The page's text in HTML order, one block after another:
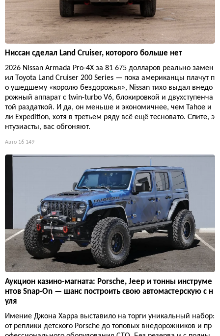
Ниссан сделал Land Cruiser, которого больше нет
2026 Nissan Armada Pro-4X за 81 675 долларов реально замен
ил Toyota Land Cruiser 200 Series — пока американцы плачут п
о ушедшему «королю бездорожья», Nissan тихо выдал внедо
рожный аппарат с twin-turbo V6, блокировкой и двухступенча
той раздаткой. И да, он меньше и экономичнее, чем Tahoe и
ли Expedition, хотя в третьем ряду всё ещё тесновато. Спите, э
нтузиасты, вас обгоняют.
Авто 16 149
Аукцион казино-магната: Porsche, Jeep и тонны инструме
нтов Snap-On — шанс построить свою автомастерскую с н
уля
Имение Джона Харра выставило на торги уникальный набор:
от реплики детского Porsche до топовых внедорожников и пр